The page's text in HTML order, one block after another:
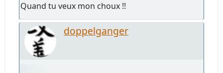
Quand tu veux mon choux !!
doppelganger